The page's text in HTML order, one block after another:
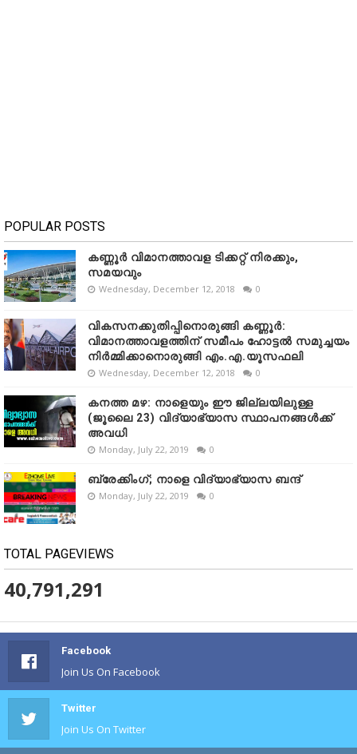
POPULAR POSTS
കണ്ണൂർ വിമാനത്താവള ടിക്കറ്റ് നിരക്കും,
സമയവും
Wednesday, December 12, 2018 0
വികസനക്കുതിപ്പിനൊരുങ്ങി കണ്ണൂർ:
വിമാനത്താവളത്തിന് സമീപം ഹോട്ടൽ സമുച്ചയം
നിർമ്മിക്കാനൊരുങ്ങി എം.എ.യൂസഫലി
Wednesday, December 12, 2018 0
കനത്ത മഴ: നാളെയും ഈ ജില്ലയിലുള്ള
(ജൂലൈ 23) വിദ്യാഭ്യാസ സ്ഥാപനങ്ങൾക്ക്
അവധി
Monday, July 22, 2019 0
ബ്രേക്കിംഗ്; നാളെ വിദ്യാഭ്യാസ ബന്ദ്
Monday, July 22, 2019 0
TOTAL PAGEVIEWS
40,791,291
Facebook
Join Us On Facebook
Twitter
Join Us On Twitter